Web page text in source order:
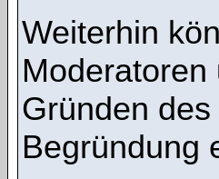
Weiterhin
Gründen
Begründung